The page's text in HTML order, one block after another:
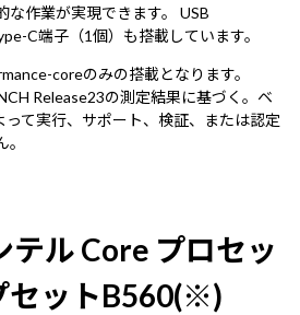
な作業が実現できます。 USB
C端子（1個）も搭載しています。
coreのみの搭載となります。
Release23の測定結果に基づく。ベ
て実行、サポート、検証、または認定
ル Core プロセッ
セットB560(※)